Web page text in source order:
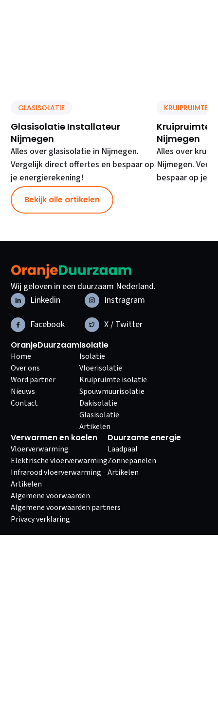
GLASISOLATIE
Glasisolatie Installateur
Nijmegen
Alles over glasisolatie in Nijmegen.
Vergelijk direct offertes en bespaar op
je energierekening!
KRUIPRUIMTE
Kruipruimte
Nijmegen
Alles over
Nijmegen.
bespaar op je
Bekijk alle artikelen
Wij geloven in een duurzaam Nederland.
Linkedin
Instragram
Facebook
X / Twitter
OranjeDuurzaam
Home
Over ons
Word partner
Nieuws
Contact
Isolatie
Isolatie
Vloerisolatie
Kruipruimte isolatie
Spouwmuurisolatie
Dakisolatie
Glasisolatie
Artikelen
Verwarmen en koelen
Vloerverwarming
Elektrische vloerverwarming
Infrarood vloerverwarming
Artikelen
Duurzame energie
Laadpaal
Zonnepanelen
Artikelen
Algemene voorwaarden
Algemene voorwaarden partners
Privacy verklaring